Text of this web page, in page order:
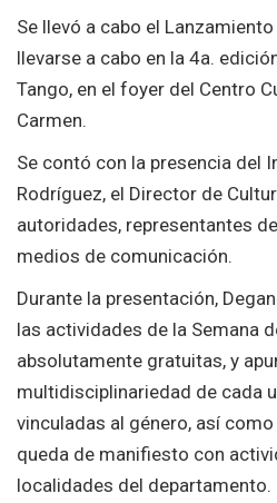
Se llevó a cabo el
llevarse a cabo en la 4a.
Tango, en el foyer del Centro
Carmen.
Se contó con la presencia del
Rodríguez, el Director de
autoridades, representantes
medios de comunicación.
Durante la presentación,
las actividades de la Semana
absolutamente gratuitas, y
multidisciplinariedad de cada
vinculadas al género, así
queda de manifiesto con
localidades del departamento.